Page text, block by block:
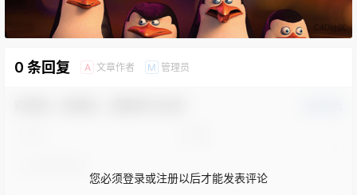
0 条回复 A 文章作者 M 管理员
您必须登录或注册以后才能发表评论